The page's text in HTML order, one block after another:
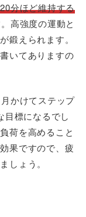
分ほど維持する
高強度の運動と
鍛えられます。
いてありますの
かけてステップ
目標になるでし
荷を高めること
果ですので、疲
しょう。